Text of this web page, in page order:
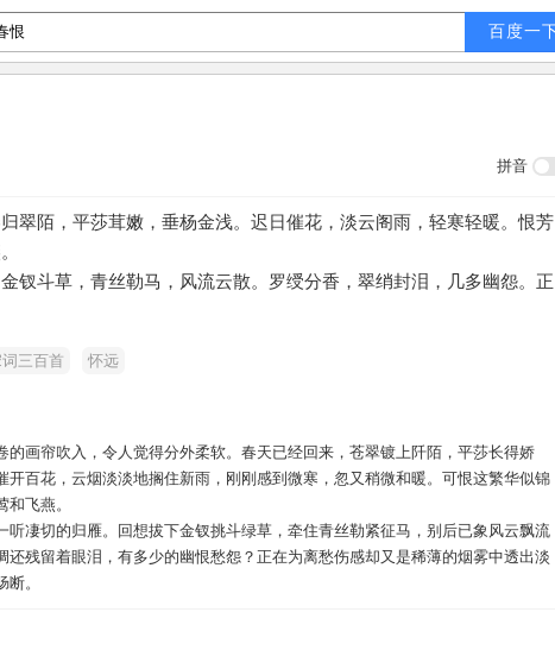
拼音
翠陌，平莎茸嫩，垂杨金浅。迟日催花，淡云阁雨，轻寒轻暖。恨芳
钗斗草，青丝勒马，风流云散。罗绶分香，翠绡封泪，几多幽怨。正
三百首 怀远
画帘吹入，令人觉得分外柔软。春天已经回来，苍翠镀上阡陌，平莎长得娇
百花，云烟淡淡地搁住新雨，刚刚感到微寒，忽又稍微和暖。可恨这繁华似锦
飞燕。
凄切的归雁。回想拔下金钗挑斗绿草，牵住青丝勒紧征马，别后已象风云飘流
残留着眼泪，有多少的幽恨愁怨？正在为离愁伤感却又是稀薄的烟雾中透出淡
。